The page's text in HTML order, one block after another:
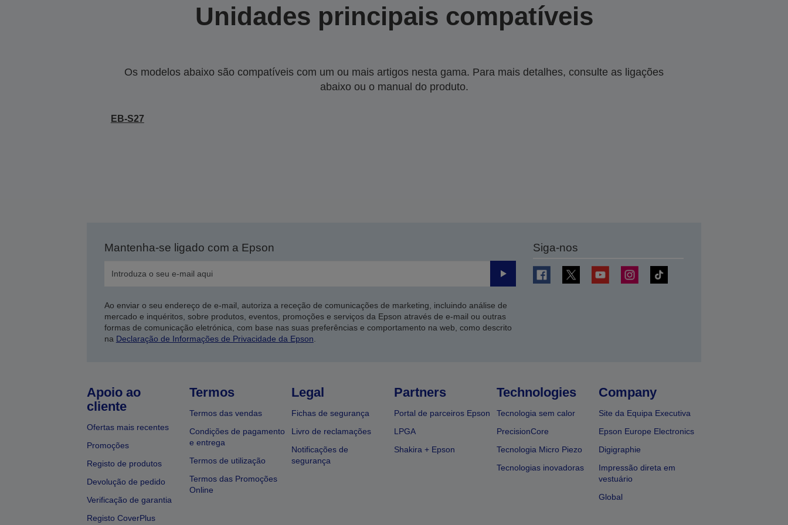
Unidades principais compatíveis
Os modelos abaixo são compatíveis com um ou mais artigos nesta gama. Para mais detalhes, consulte as ligações
abaixo ou o manual do produto.
EB-S27
Mantenha-se ligado com a Epson
Enviar
Ao enviar o seu endereço de e-mail, autoriza a receção de comunicações de marketing, incluindo análise de
mercado e inquéritos, sobre produtos, eventos, promoções e serviços da Epson através de e-mail ou outras
formas de comunicação eletrónica, com base nas suas preferências e comportamento na web, como descrito
na Declaração de Informações de Privacidade da Epson
Siga-nos
Apoio ao
cliente
Ofertas mais recentes
Promoções
Registo de produtos
Devolução de pedido
Verificação de garantia
Registo CoverPlus
Termos
Termos das vendas
Condições de pagamento
e entrega
Termos de utilização
Termos das Promoções
Online
Legal
Fichas de segurança
Livro de reclamações
Notificações de
segurança
Partners
Portal de parceiros Epson
LPGA
Shakira + Epson
Technologies
Tecnologia sem calor
PrecisionCore
Tecnologia Micro Piezo
Tecnologias inovadoras
Company
Site da Equipa Executiva
Epson Europe Electronics
Digigraphie
Impressão direta em
vestuário
Global